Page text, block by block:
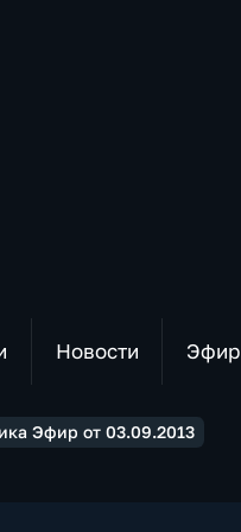
Новости Эфир
Эфир от 03.09.2013